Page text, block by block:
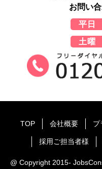
お問い
平日
土曜
TOP 会社概要 プ
採用ご担当者様
@ Copyright 2015-